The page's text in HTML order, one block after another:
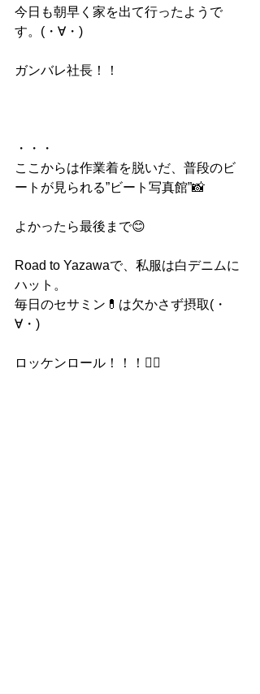
今日も朝早く家を出て行ったようで
す。(・∀・)
ガンバレ社長！！
・・・
ここからは作業着を脱いだ、普段のビ
ートが見られる”ビート写真館”📸
よかったら最後まで😊
Road to Yazawaで、私服は白デニムに
ハット。
毎日のセサミン💊は欠かさず摂取(・
∀・)
ロッケンロール！！！❤️‍🔥